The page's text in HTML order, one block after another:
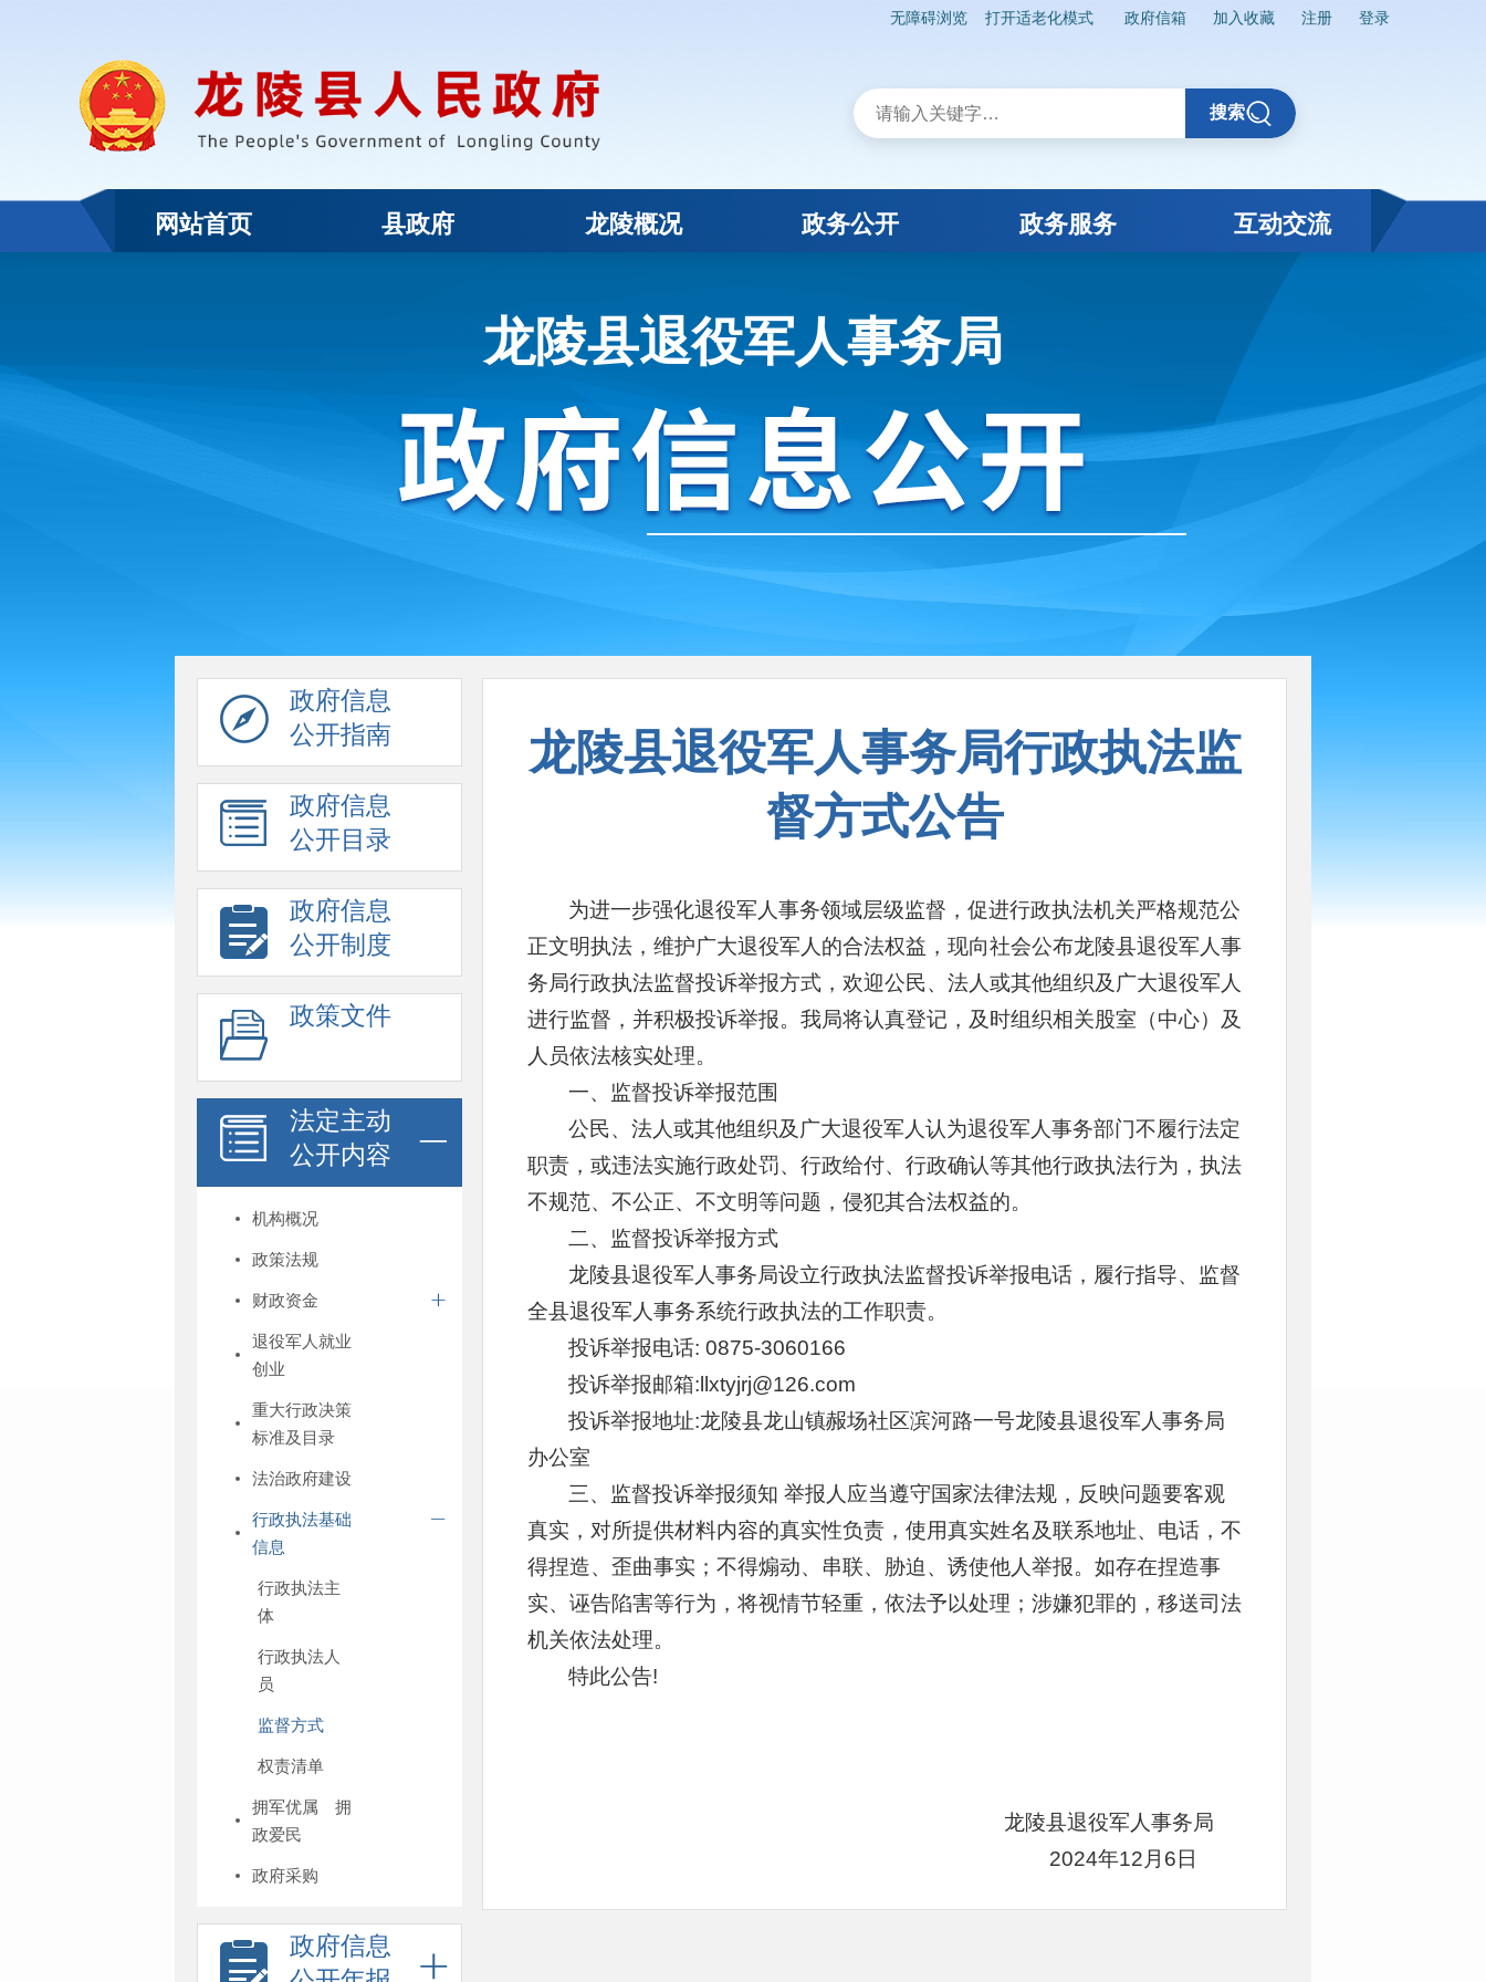
无障碍浏览 打开适老化模式 政府信箱 加入收藏 注册 登录
搜索
网站首页 县政府 龙陵概况 政务公开 政务服务 互动交流
龙陵县退役军人事务局
政府信息
公开指南
政府信息
公开目录
政府信息
公开制度
政策文件
法定主动
公开内容
机构概况
政策法规
财政资金
退役军人就业
创业
重大行政决策
标准及目录
法治政府建设
行政执法基础
信息
行政执法主
体
行政执法人
员
监督方式
权责清单
拥军优属 拥
政爱民
政府采购
政府信息
龙陵县退役军人事务局行政执法监
督方式公告
为进一步强化退役军人事务领域层级监督，促进行政执法机关严格规范公
正文明执法，维护广大退役军人的合法权益，现向社会公布龙陵县退役军人事
务局行政执法监督投诉举报方式，欢迎公民、法人或其他组织及广大退役军人
进行监督，并积极投诉举报。我局将认真登记，及时组织相关股室（中心）及
人员依法核实处理。
一、监督投诉举报范围
公民、法人或其他组织及广大退役军人认为退役军人事务部门不履行法定
职责，或违法实施行政处罚、行政给付、行政确认等其他行政执法行为，执法
不规范、不公正、不文明等问题，侵犯其合法权益的。
二、监督投诉举报方式
龙陵县退役军人事务局设立行政执法监督投诉举报电话，履行指导、监督
全县退役军人事务系统行政执法的工作职责。
投诉举报电话: 0875-3060166
投诉举报邮箱:llxtyjrj@126.com
投诉举报地址:龙陵县龙山镇赧场社区滨河路一号龙陵县退役军人事务局
办公室
三、监督投诉举报须知 举报人应当遵守国家法律法规，反映问题要客观
真实，对所提供材料内容的真实性负责，使用真实姓名及联系地址、电话，不
得捏造、歪曲事实；不得煽动、串联、胁迫、诱使他人举报。如存在捏造事
实、诬告陷害等行为，将视情节轻重，依法予以处理；涉嫌犯罪的，移送司法
机关依法处理。
特此公告!
龙陵县退役军人事务局
2024年12月6日